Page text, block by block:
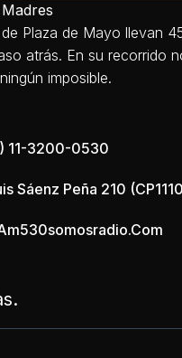
Plaza de Mayo llevan
atrás. En su recorrido
imposible.
11-3200-0530
Sáenz Peña 210